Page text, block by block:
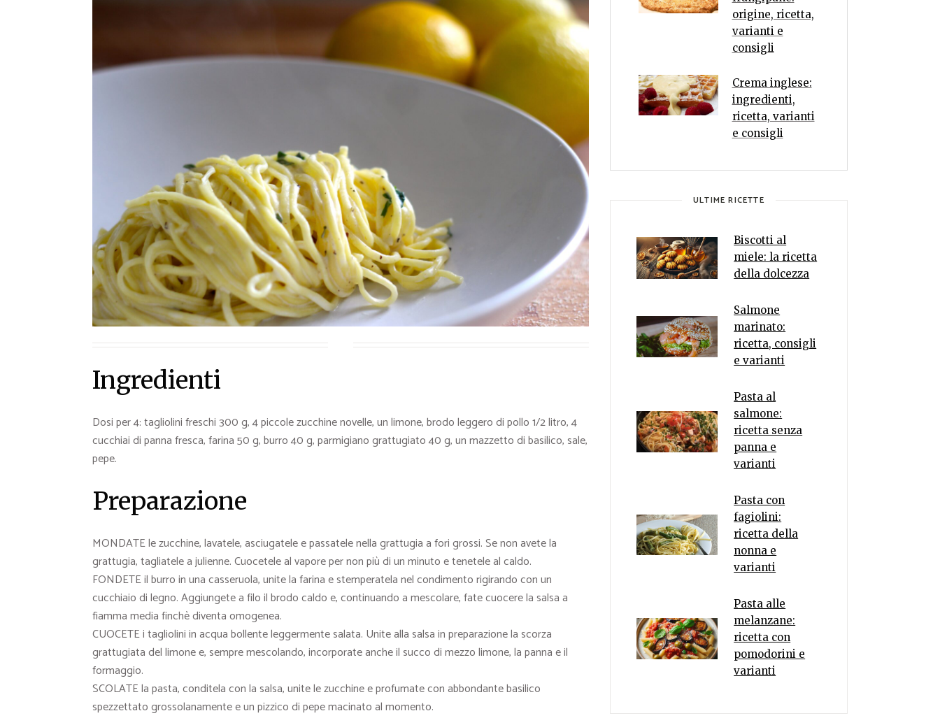
Ingredienti
Dosi per 4: tagliolini freschi 300 g, 4 piccole zucchine novelle, un limone, brodo leggero di pollo 1/2 litro, 4
cucchiai di panna fresca, farina 50 g, burro 40 g, parmigiano grattugiato 40 g, un mazzetto di basilico, sale,
pepe.
Preparazione
MONDATE le zucchine, lavatele, asciugatele e passatele nella grattugia a fori grossi. Se non avete la
grattugia, tagliatele a julienne. Cuocetele al vapore per non più di un minuto e tenetele al caldo.
FONDETE il burro in una casseruola, unite la farina e stemperatela nel condimento rigirando con un
cucchiaio di legno. Aggiungete a filo il brodo caldo e, continuando a mescolare, fate cuocere la salsa a
fiamma media finchè diventa omogenea.
CUOCETE i tagliolini in acqua bollente leggermente salata. Unite alla salsa in preparazione la scorza
grattugiata del limone e, sempre mescolando, incorporate anche il succo di mezzo limone, la panna e il
formaggio.
SCOLATE la pasta, conditela con la salsa, unite le zucchine e profumate con abbondante basilico
spezzettato grossolanamente e un pizzico di pepe macinato al momento.
origine, ricetta,
varianti e
consigli
Crema inglese:
ingredienti,
ricetta, varianti
e consigli
ULTIME RICETTE
Biscotti al
miele: la ricetta
della dolcezza
Salmone
marinato:
ricetta, consigli
e varianti
Pasta al
salmone:
ricetta senza
panna e
varianti
Pasta con
fagiolini:
ricetta della
nonna e
varianti
Pasta alle
melanzane:
ricetta con
pomodorini e
varianti